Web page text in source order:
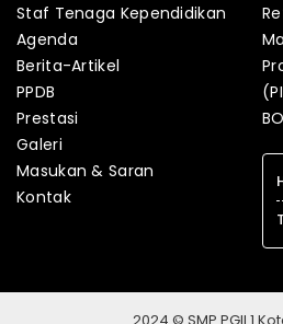
Staf Tenaga Kependidikan
Agenda
Berita-Artikel
PPDB
Prestasi
Galeri
Masukan & Saran
Kontak